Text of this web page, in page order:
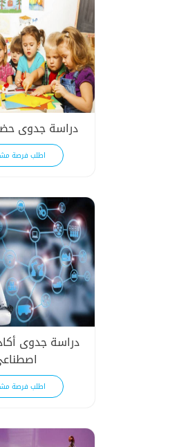
دراسة جدوى
اطلب فرصة
دراسة جدوى
اطلب فرصة